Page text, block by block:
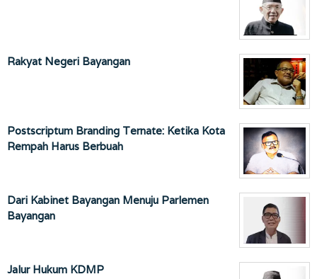
Rakyat Negeri Bayangan
Postscriptum Branding Ternate: Ketika Kota
Rempah Harus Berbuah
Dari Kabinet Bayangan Menuju Parlemen
Bayangan
Jalur Hukum KDMP